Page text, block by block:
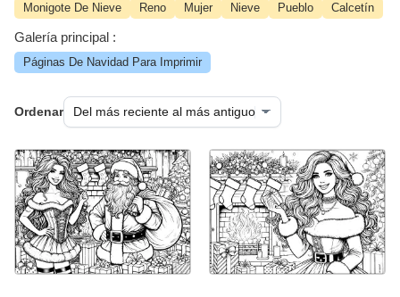
Monigote De Nieve
Reno Mujer Nieve Pueblo Calcetín
Galería principal :
Páginas De Navidad Para Imprimir
Ordenar